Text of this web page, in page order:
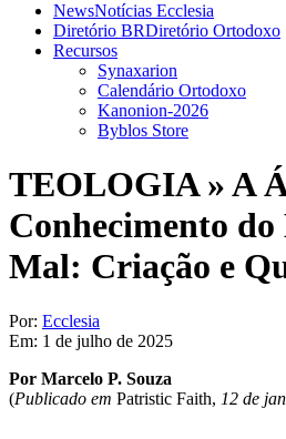
NewsNotícias Ecclesia
Diretório BRDiretório Ortodoxo
Recursos
Synaxarion
Calendário Ortodoxo
Kanonion-2026
Byblos Store
TEOLOGIA »A
Conhecimento do
Mal: Criação e
Por: Ecclesia
Em: 1 de julho de 2025
Por Marcelo P. Souza
(Publicado em Patristic Faith, 12 de